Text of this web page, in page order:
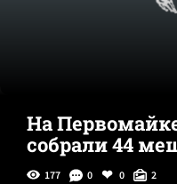
На
собрали 44
177 0 0 2